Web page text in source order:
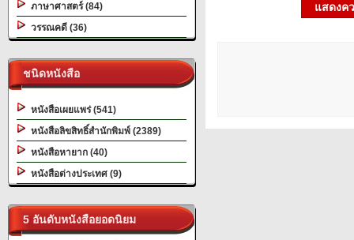
ภาษาศาสตร์ (84)
วรรณคดี (36)
ชนิดหนังสือ
หนังสือเผยแพร่ (541)
หนังสือลิขสิทธิ์สำนักพิมพ์ (2389)
หนังสือหายาก (40)
หนังสือต่างประเทศ (9)
5 อันดับหนังสือยอดนิยม
แสดงค